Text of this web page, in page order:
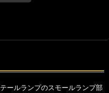
ールランプのスモールランプ部